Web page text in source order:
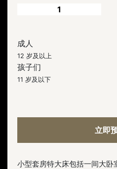
成人
12 岁及以上
孩子们
11 岁及以下
立即
小型套房特大床包括一间大卧